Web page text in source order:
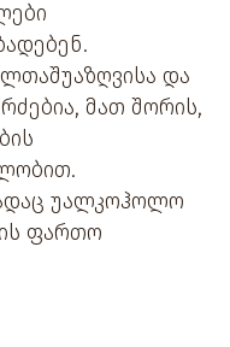
და
მათ შორის,
უალკოჰოლო
ფართო